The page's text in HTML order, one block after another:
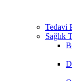
Tedavi
Sağlık